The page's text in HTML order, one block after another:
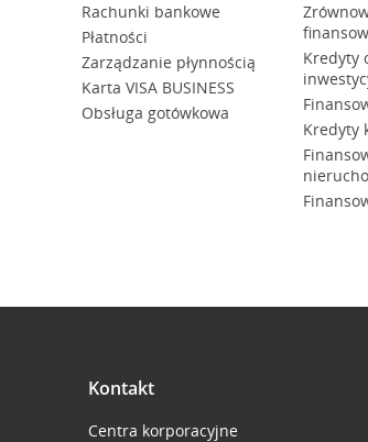
Rachunki bankowe
Płatności
Zarządzanie płynnością
Karta VISA BUSINESS
Obsługa gotówkowa
Kredyty
Kredyty
Kontakt
Centra korporacyjne